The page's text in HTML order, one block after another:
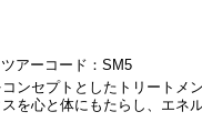
ツアーコード：SM5
ンセプトとしたトリートメン
を心と体にもたらし、エネ